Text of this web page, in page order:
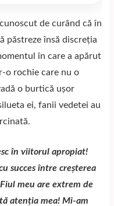
de curând că în
păstreze însă discreția
în care a apărut
o rochie care nu o
o burtică ușor
ei, fanii vedetei au
în viitorul apropiat!
succes între creșterea
meu are extrem de
atenția mea! Mi-am